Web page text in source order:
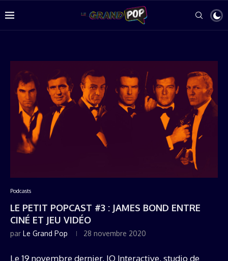
Podcasts
LE PETIT POPCAST #3 : JAMES BOND ENTRE
CINÉ ET JEU VIDÉO
par Le Grand Pop 28 novembre 2020
Le 19 novembre dernier, IO Interactive, studio de